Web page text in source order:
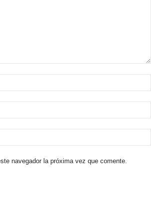
navegador la próxima vez que comente.